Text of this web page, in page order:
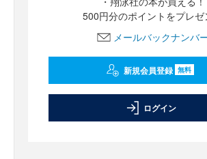
500円分のポイントをプレゼ
メールバックナンバ
新規会員登録 無料
ログイン